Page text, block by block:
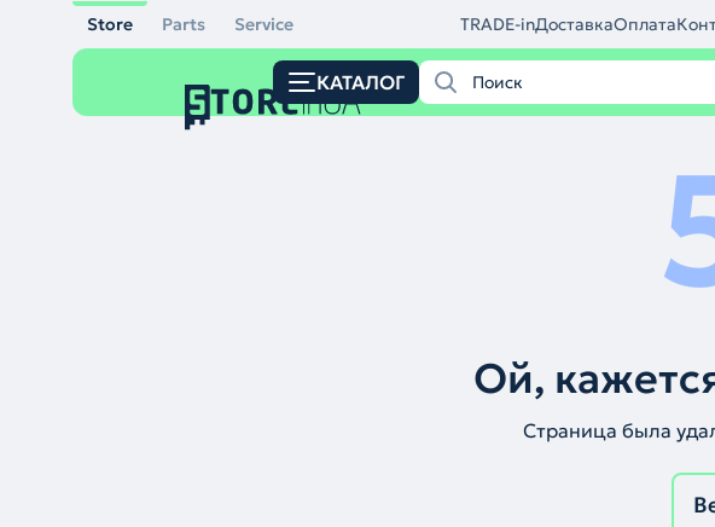
Store Parts Service TRADE-inДоставкаОплата
КАТАЛОГ
Ой,
Страница была